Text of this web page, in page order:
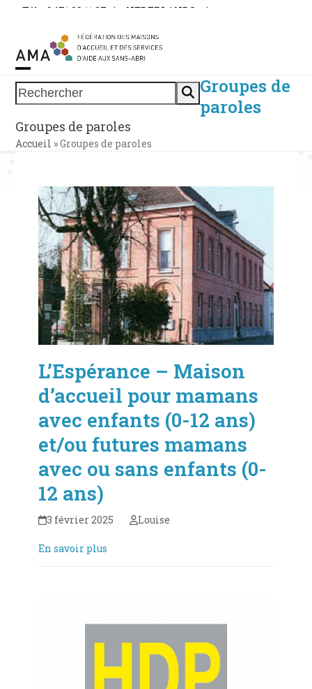
SkipTél. : 0471 38 11 37 | NEDERLANDS
|
Rechercher
Open
mobile
menu
Close
mobile
menu
Groupes de
paroles
Groupes de paroles
Accueil »Groupes de paroles
L’Espérance – Maison
d’accueil pour mamans
avec enfants (0-12 ans)
et/ou futures mamans
avec ou sans enfants (0-
12 ans)
3 février 2025 Louise
En savoir plus